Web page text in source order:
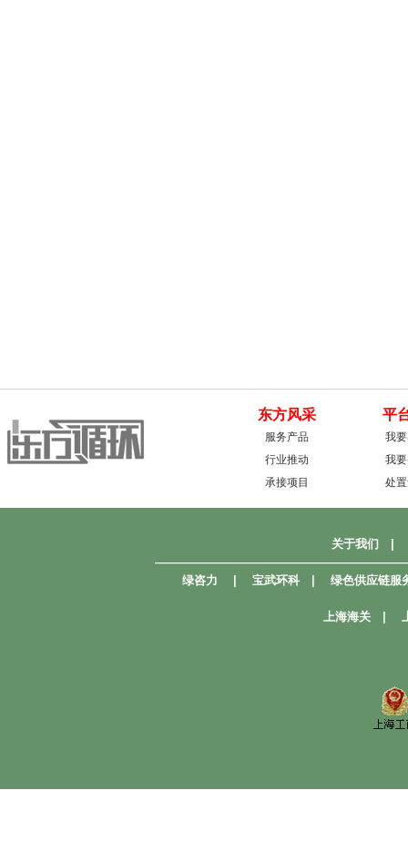
东方风采
服务产品
行业推动
承接项目
平
我
我
处
关于我们
绿咨力
宝武环科 绿色供应链服
上海海关